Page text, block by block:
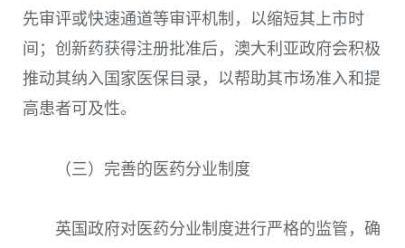
先审评或快速通道等审评机制，以缩短其上市时
间；创新药获得注册批准后，澳大利亚政府会积极
推动其纳入国家医保目录，以帮助其市场准入和提
高患者可及性。
（三）完善的医药分业制度
英国政府对医药分业制度进行严格的监管，确